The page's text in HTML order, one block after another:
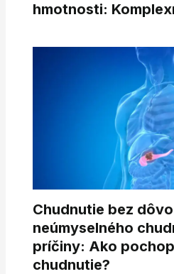
hmotnosti:
Chudnutie bez
neúmyselného
príčiny: Ako
chudnutie?